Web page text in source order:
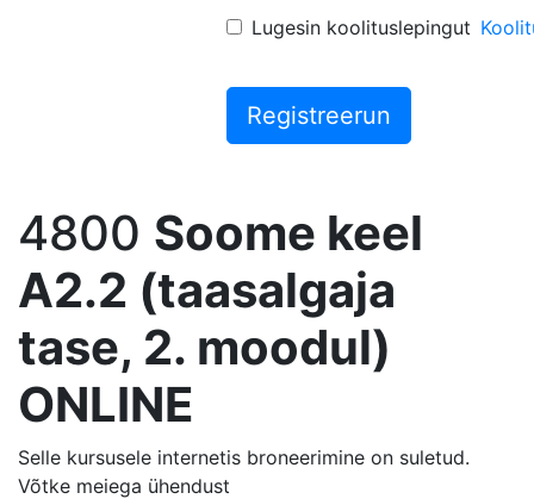
Lugesin koolituslepingut
4800 Soome keel
A2.2 (taasalgaja
tase, 2. moodul)
ONLINE
Selle kursusele internetis broneerimine on suletud.
Võtke meiega ühendust